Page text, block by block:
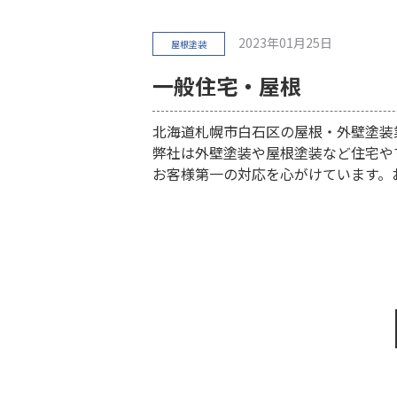
屋根塗装 2023年01月25日
一般住宅・屋根
北海道札幌市白石区の屋根・外壁塗
弊社は外壁塗装や屋根塗装など住宅
お客様第一の対応を心がけています